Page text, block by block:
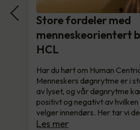
Store fordeler med
menneskeorientert
HCL
Har du hørt om Human
Menneskers døgnrytme er i
av lyset, og vår døgnrytme
positivt og negativt av hvilken
velger innendørs. Her tar vi
Les mer